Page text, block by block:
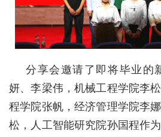
业
教
学
师
分享会邀请了即将毕业的
妍、李梁伟，机械工程学院李
程学院张帆，经济管理学院李
松，人工智能研究院孙国程作